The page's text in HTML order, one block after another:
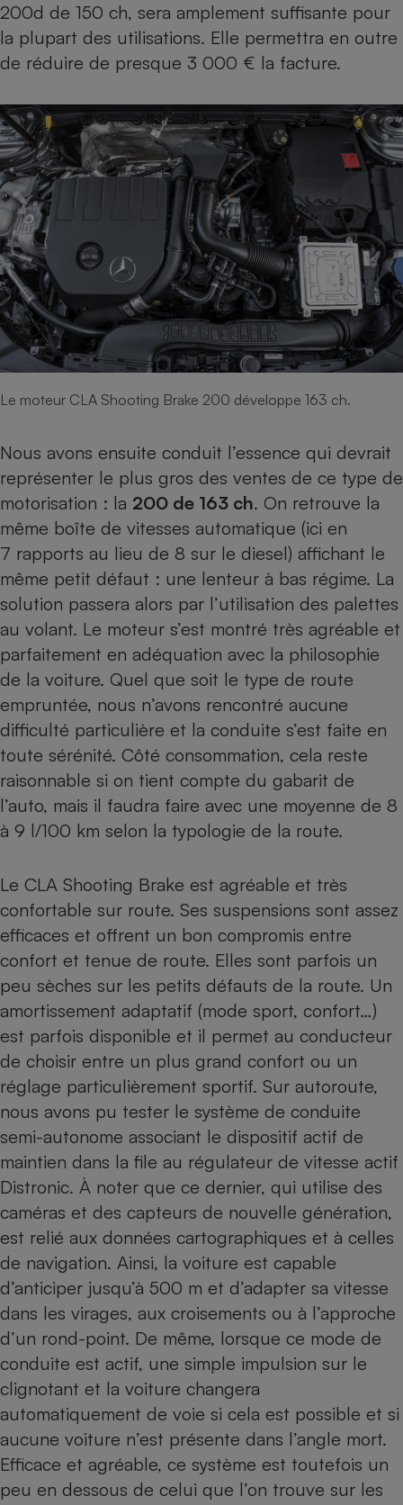
200d de 150 ch, sera amplement suffisante pour
la plupart des utilisations. Elle permettra en outre
de réduire de presque 3 000 € la facture.
Le moteur CLA Shooting Brake 200 développe 163 ch.
Nous avons ensuite conduit l’essence qui devrait
représenter le plus gros des ventes de ce type de
motorisation : la 200 de 163 ch. On retrouve la
même boîte de vitesses automatique (ici en
7 rapports au lieu de 8 sur le diesel) affichant le
même petit défaut : une lenteur à bas régime. La
solution passera alors par l’utilisation des palettes
au volant. Le moteur s’est montré très agréable et
parfaitement en adéquation avec la philosophie
de la voiture. Quel que soit le type de route
empruntée, nous n’avons rencontré aucune
difficulté particulière et la conduite s’est faite en
toute sérénité. Côté consommation, cela reste
raisonnable si on tient compte du gabarit de
l’auto, mais il faudra faire avec une moyenne de 8
à 9 l/100 km selon la typologie de la route.
Le CLA Shooting Brake est agréable et très
confortable sur route. Ses suspensions sont assez
efficaces et offrent un bon compromis entre
confort et tenue de route. Elles sont parfois un
peu sèches sur les petits défauts de la route. Un
amortissement adaptatif (mode sport, confort…)
est parfois disponible et il permet au conducteur
de choisir entre un plus grand confort ou un
réglage particulièrement sportif. Sur autoroute,
nous avons pu tester le système de conduite
semi-autonome associant le dispositif actif de
maintien dans la file au régulateur de vitesse actif
Distronic. À noter que ce dernier, qui utilise des
caméras et des capteurs de nouvelle génération,
est relié aux données cartographiques et à celles
de navigation. Ainsi, la voiture est capable
d’anticiper jusqu’à 500 m et d’adapter sa vitesse
dans les virages, aux croisements ou à l’approche
d’un rond-point. De même, lorsque ce mode de
conduite est actif, une simple impulsion sur le
clignotant et la voiture changera
automatiquement de voie si cela est possible et si
aucune voiture n’est présente dans l’angle mort.
Efficace et agréable, ce système est toutefois un
peu en dessous de celui que l’on trouve sur les